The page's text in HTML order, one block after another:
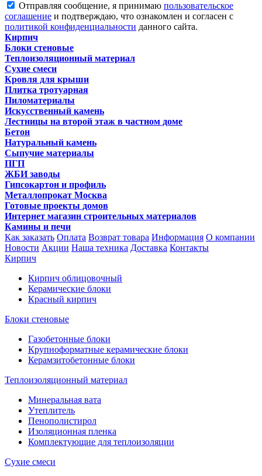
Отправляя сообщение, я принимаю пользовательское
соглашение и подтверждаю, что ознакомлен и согласен с
политикой конфиденциальности данного сайта.
Кирпич
Блоки стеновые
Теплоизоляционный материал
Сухие смеси
Кровля для крыши
Плитка тротуарная
Пиломатериалы
Искусственный камень
Лестницы на второй этаж в частном доме
Бетон
Натуральный камень
Сыпучие материалы
ПГП
ЖБИ заводы
Гипсокартон и профиль
Металлопрокат Москва
Готовые проекты домов
Интернет магазин строительных материалов
Камины и печи
Как заказать Оплата Возврат товара Информация О компании
Новости Акции Наша техника Доставка Контакты
Кирпич
Кирпич облицовочный
Керамические блоки
Красный кирпич
Блоки стеновые
Газобетонные блоки
Крупноформатные керамические блоки
Керамзитобетонные блоки
Теплоизоляционный материал
Минеральная вата
Утеплитель
Пенополистирол
Изоляционная пленка
Комплектующие для теплоизоляции
Сухие смеси